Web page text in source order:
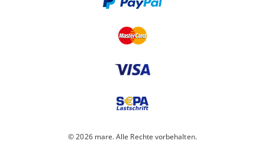
© 2026 mare. Alle Rechte vorbehalten.